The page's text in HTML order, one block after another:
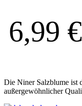
6,99 €
Die Niner Salzblume ist
außergewöhnlicher